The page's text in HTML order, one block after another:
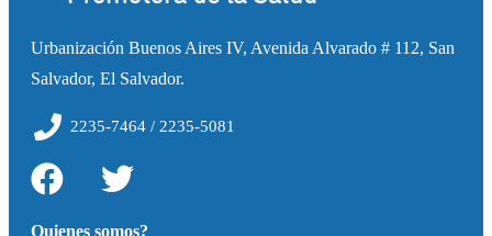
Urbanización Buenos Aires IV, Avenida Alvarado # 112, San
Salvador, El Salvador.
2235-7464 / 2235-5081
Quienes somos?